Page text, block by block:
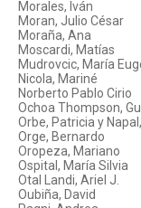
Morales, Iván
Moran, Julio César
Moraña, Ana
Moscardi, Matías
Mudrovcic, María
Nicola, Mariné
Norberto Pablo Cirio
Ochoa Thompson,
Orbe, Patricia y
Orge, Bernardo
Oropeza, Mariano
Ospital, María Silvia
Otal Landi, Ariel J.
Oubiña, David